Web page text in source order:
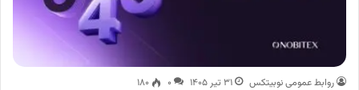
روابط عمومی نوبیتکس ۳۱ تیر ۱۴۰۵ ۰ ۱۸۰